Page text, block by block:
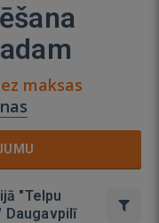
maksas
"Telpu
Daugavpilī